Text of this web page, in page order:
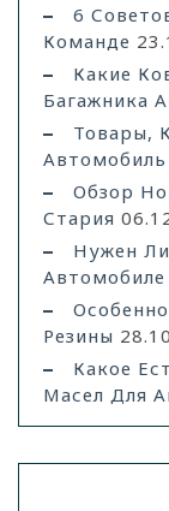
6
Команде
Какие
Багажника
Товары,
Автомобиль
Обзор
Стария
Нужен
Автомобиле
Резины
Какое
Масел Для